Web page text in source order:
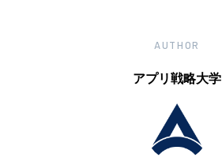
AUTHOR
アプリ戦略大学